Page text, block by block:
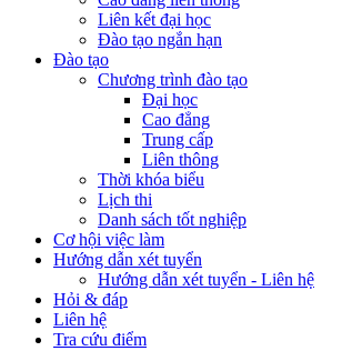
Liên kết đại học
Đào tạo ngắn hạn
Đào tạo
Chương trình đào tạo
Đại học
Cao đẳng
Trung cấp
Liên thông
Thời khóa biểu
Lịch thi
Danh sách tốt nghiệp
Cơ hội việc làm
Hướng dẫn xét tuyển
Hướng dẫn xét tuyển - Liên hệ
Hỏi & đáp
Liên hệ
Tra cứu điểm